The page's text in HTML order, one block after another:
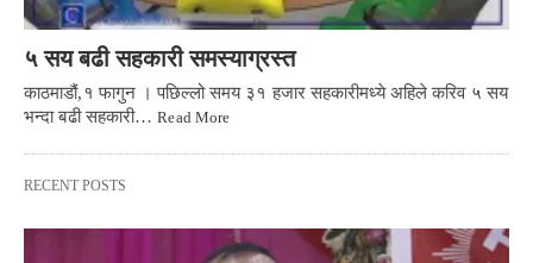
५ सय बढी सहकारी समस्याग्रस्त
काठमाडौं,१ फागुन । पछिल्लो समय ३१ हजार सहकारीमध्ये अहिले करिव ५ सय
भन्दा बढी सहकारी…Read More
RECENT POSTS